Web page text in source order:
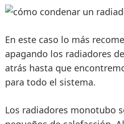
En este caso lo más
apagando los radiadores
atrás hasta que
para todo el sistema.
Los radiadores monotubo